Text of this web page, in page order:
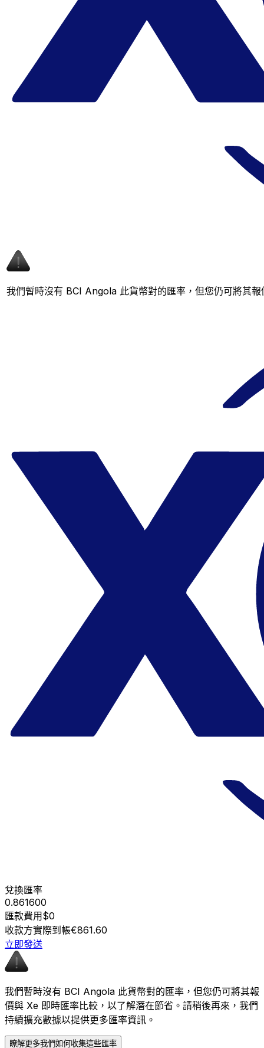
我們暫時沒有 BCI Angola 此貨幣對的匯率，但您仍可將其
兌換匯率
0.861600
匯款費用$0
收款方實際到帳€861.60
立即發送
我們暫時沒有 BCI Angola 此貨幣對的匯率，但您仍可將其報
價與 Xe 即時匯率比較，以了解潛在節省。請稍後再來，我們
持續擴充數據以提供更多匯率資訊。
瞭解更多我們如何收集這些匯率